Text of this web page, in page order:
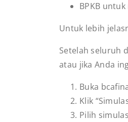
BPKB
Untuk lebih
Setelah seluruh
atau jika Anda
Buka
Klik
Pilih